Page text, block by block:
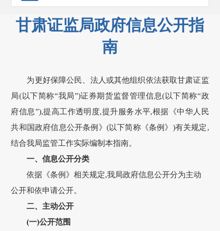
甘肃证监局政府信息公开指
南
为更好保障公民、法人或其他组织依法获取甘肃证监
局(以下简称“我局”)证券期货监督管理信息(以下简称“政
府信息”),提高工作透明度,提升服务水平,根据《中华人民
共和国政府信息公开条例》(以下简称《条例》)有关规定,
结合我局监管工作实际编制本指南。
一、信息公开分类
依据《条例》相关规定,我局政府信息公开分为主动
公开和依申请公开。
二、主动公开
(一)公开范围